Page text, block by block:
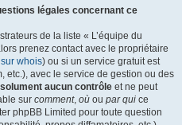
légales concernant ce
de la liste « L’équipe du
prenez contact avec le propriétaire
whois) ou si un service gratuit est
etc.), avec le service de gestion ou des
aucun contrôle et ne peut
sur comment, où ou par qui ce
phpBB Limited pour toute question